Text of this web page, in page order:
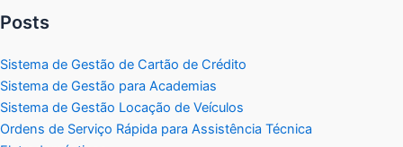
Posts
Sistema de Gestão de Cartão de Crédito
Sistema de Gestão para Academias
Sistema de Gestão Locação de Veículos
Ordens de Serviço Rápida para Assistência Técnica